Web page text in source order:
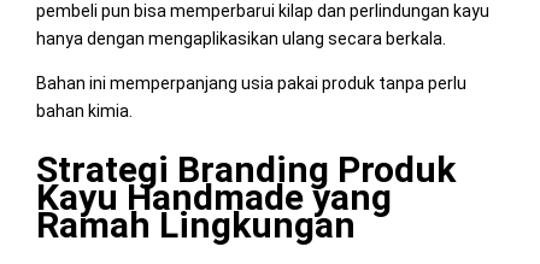
pembeli pun bisa memperbarui kilap dan perlindungan kayu
hanya dengan mengaplikasikan ulang secara berkala.
Bahan ini memperpanjang usia pakai produk tanpa perlu
bahan kimia.
Strategi Branding Produk
Kayu Handmade yang
Ramah Lingkungan